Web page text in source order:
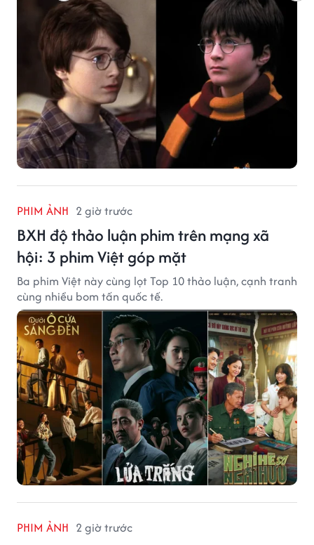
PHIM ẢNH 2 giờ trước
BXH độ thảo luận phim trên mạng xã
hội: 3 phim Việt góp mặt
Ba phim Việt này cùng lọt Top 10 thảo luận, cạnh tranh
cùng nhiều bom tấn quốc tế.
PHIM ẢNH 2 giờ trước